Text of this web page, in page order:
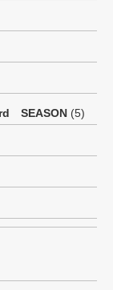
rd SEASON (5)